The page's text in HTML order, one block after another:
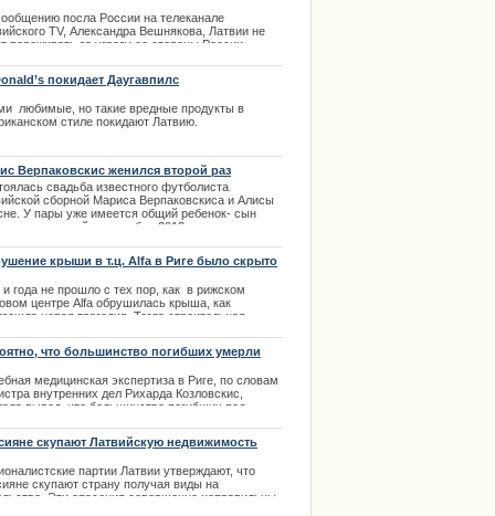
посла России на телеканале
TV, Александра Вешнякова, Латвии не
переживать за угрозу со стороны России.
покидает Даугавпилс
любимые, но такие вредные продукты в
стиле покидают Латвию.
Верпаковскис женился второй раз
свадьба известного футболиста
сборной Мариса Верпаковскиса и Алисы
У пары уже имеется общий ребенок- сын
родившийся в ноябре 2012 года.
крыши в т.ц. Alfa в Риге было скрыто
года не прошло с тех пор, как в рижском
центре Alfa обрушилась крыша, как
новая трагедия. Тогда строительная
не хотела давать обширных комментариев
и как это произошло. Выяснить подробности
что большинство погибших умерли
медицинская экспертиза в Риге, по словам
внутренних дел Рихарда Козловскис,
вывод, что большинство погибших под
умерли моментально.
скупают Латвийскую недвижимость
партии Латвии утверждают, что
скупают страну получая виды на
Эти опасения совершенно неправильны